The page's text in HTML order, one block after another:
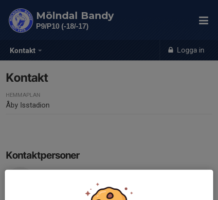
Kontakt Logga in
Mölndal Bandy
P9/P10 (-18/-17)
Kontakt
HEMMAPLAN
Åby Isstadion
Kontaktpersoner
Fredrik Svärd